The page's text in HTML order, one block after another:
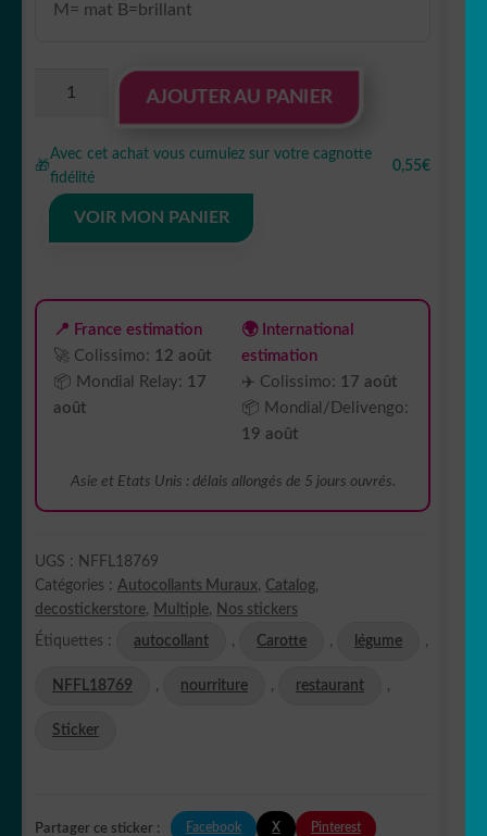
M= mat B=brillant
Autocollant
légume
nourriture
AJOUTER AU PANIER
🎁
Avec cet achat vous cumulez sur votre cagnotte
fidélité
0,55€
VOIR MON PANIER
📍 France estimation
🚀 Colissimo: 12 août
📦 Mondial Relay: 17
août
🌍 International
estimation
✈️ Colissimo: 17 août
📦 Mondial/Delivengo:
19 août
Asie et Etats Unis : délais allongés de 5 jours ouvrés.
UGS :
NFFL18769
Catégories : Autocollants Muraux, Catalog,
decostickerstore, Multiple, Nos stickers
Étiquettes : autocollant , Carotte , légume ,
NFFL18769 , nourriture , restaurant ,
Sticker
Partager ce sticker : Facebook X Pinterest